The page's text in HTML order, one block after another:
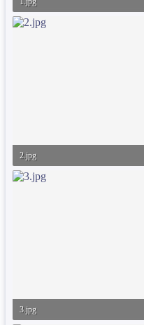
120.4 KB · Görüntüleme: 45
2.jpg
69.5 KB · Görüntüleme: 42
3.jpg